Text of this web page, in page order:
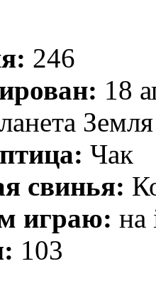
246
18
Земля
Чак
свинья:
играю: на
103